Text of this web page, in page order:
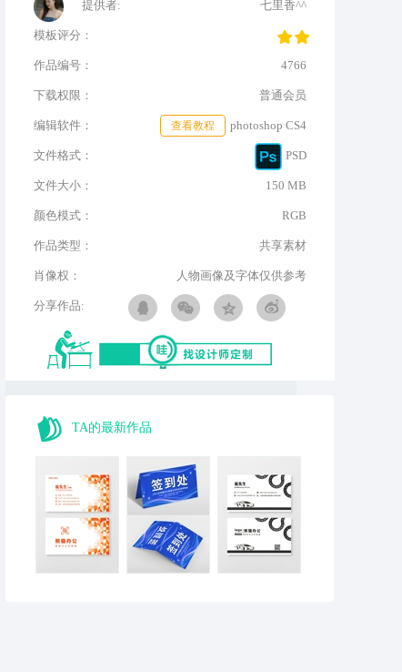
提供者: 七里香^^
模板评分：
作品编号： 4766
下载权限： 普通会员
编辑软件： photoshop CS4
查看教程
文件格式： PSD
文件大小： 150 MB
颜色模式： RGB
作品类型： 共享素材
肖像权： 人物画像及字体仅供参考
分享作品:
TA的最新作品